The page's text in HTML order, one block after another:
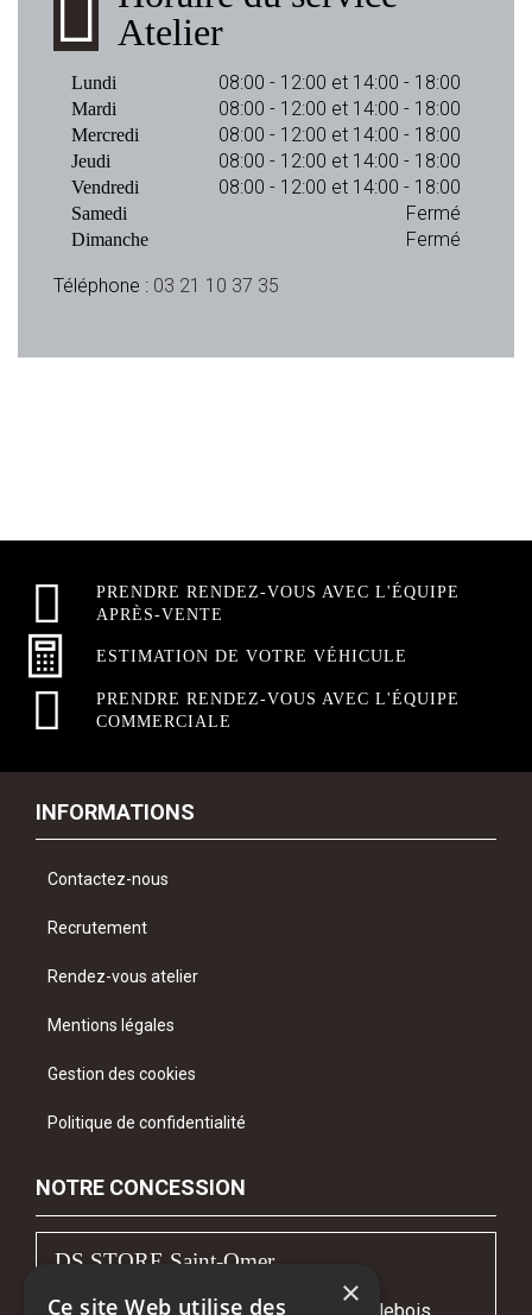
Atelier
Lundi 08:00 - 12:00 et 14:00 - 18:00
Mardi 08:00 - 12:00 et 14:00 - 18:00
Mercredi 08:00 - 12:00 et 14:00 - 18:00
Jeudi 08:00 - 12:00 et 14:00 - 18:00
Vendredi 08:00 - 12:00 et 14:00 - 18:00
Samedi Fermé
Dimanche Fermé
Téléphone : 03 21 10 37 35
PRENDRE RENDEZ-VOUS AVEC L'ÉQUIPE
APRÈS-VENTE
ESTIMATION DE VOTRE VÉHICULE
PRENDRE RENDEZ-VOUS AVEC L'ÉQUIPE
COMMERCIALE
INFORMATIONS
Contactez-nous
Recrutement
Rendez-vous atelier
Mentions légales
Gestion des cookies
Politique de confidentialité
NOTRE CONCESSION
DS STORE Saint-Omer
×
Ce site Web utilise des